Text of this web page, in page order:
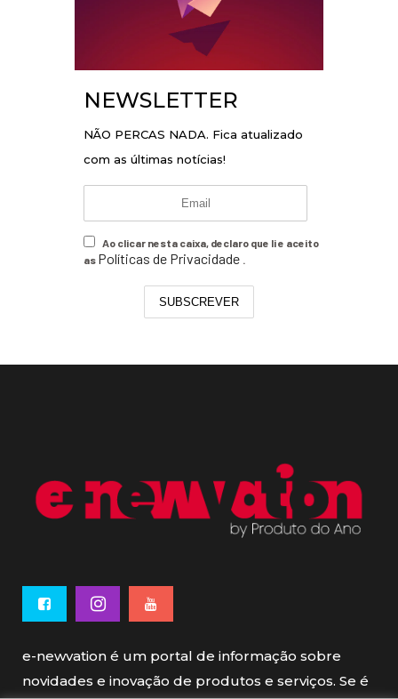
NEWSLETTER
NÃO PERCAS NADA. Fica atualizado
com as últimas notícias!
Ao clicar nesta caixa, declaro que li e aceito
as Políticas de Privacidade
SUBSCREVER
e-newvation é um portal de informação sobre
novidades e inovação de produtos e serviços. Se é